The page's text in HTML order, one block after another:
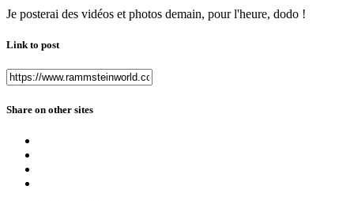
Je posterai des vidéos et photos demain, pour l'heure, dodo !
Link to post
Share on other sites